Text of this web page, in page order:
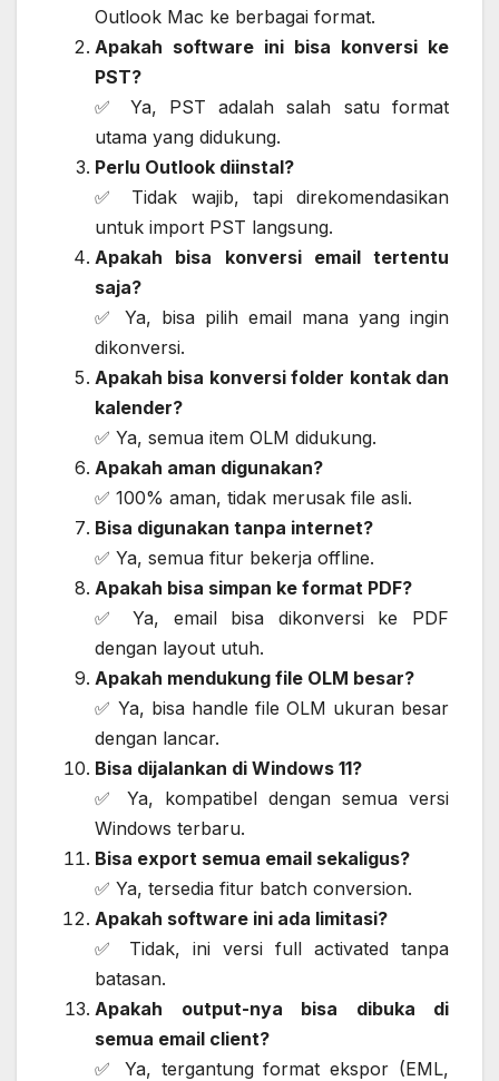
Outlook Mac ke berbagai format.
Apakah software ini bisa konversi ke
PST?
✅ Ya, PST adalah salah satu format
utama yang didukung.
Perlu Outlook diinstal?
✅ Tidak wajib, tapi direkomendasikan
untuk import PST langsung.
Apakah bisa konversi email tertentu
saja?
✅ Ya, bisa pilih email mana yang ingin
dikonversi.
Apakah bisa konversi folder kontak dan
kalender?
✅ Ya, semua item OLM didukung.
Apakah aman digunakan?
✅ 100% aman, tidak merusak file asli.
Bisa digunakan tanpa internet?
✅ Ya, semua fitur bekerja offline.
Apakah bisa simpan ke format PDF?
✅ Ya, email bisa dikonversi ke PDF
dengan layout utuh.
Apakah mendukung file OLM besar?
✅ Ya, bisa handle file OLM ukuran besar
dengan lancar.
Bisa dijalankan di Windows 11?
✅ Ya, kompatibel dengan semua versi
Windows terbaru.
Bisa export semua email sekaligus?
✅ Ya, tersedia fitur batch conversion.
Apakah software ini ada limitasi?
✅ Tidak, ini versi full activated tanpa
batasan.
Apakah output-nya bisa dibuka di
semua email client?
✅ Ya, tergantung format ekspor (EML,